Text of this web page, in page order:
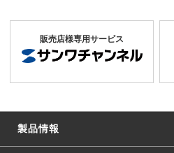
販売店様専用サービス
製品情報